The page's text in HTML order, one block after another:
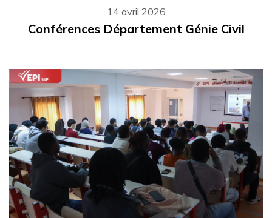
14 avril 2026
Conférences Département Génie Civil